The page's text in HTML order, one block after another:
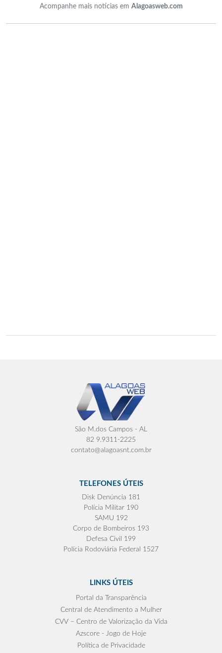
Acompanhe mais notícias em Alagoasweb.com
São M.dos Campos - AL
82 9.9311-2225
contato@alagoasnt.com.br
TELEFONES ÚTEIS
Disk Denúncia 181
Polícia Militar 190
SAMU 192
Corpo de Bombeiros 193
Defesa Civil 199
Polícia Rodoviária Federal 1527
LINKS ÚTEIS
Portal da Transparência
Central de Atendimento a Mulher
CVV – Centro de Valorização da Vida
Azscore - Jogo de Hoje
Política de Privacidade